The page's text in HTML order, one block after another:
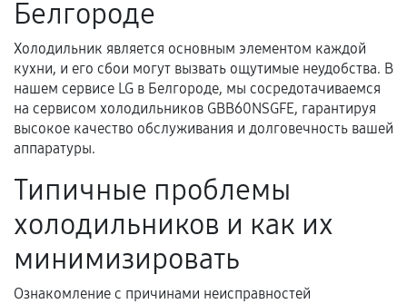
Несоответствие комплектующей заявленным
техническим характеристикам.
Документы для подтверждения
гарантии
Акт выполненных работ с датой, перечнем
услуг и сроком гарантии.
Документы на установленные комплектующие
Белгороде
Холодильник является основным элементом каждой
кухни, и его сбои могут вызвать ощутимые неудобства. В
нашем сервисе LG в Белгороде, мы сосредотачиваемся
на сервисом холодильников GBB60NSGFE, гарантируя
высокое качество обслуживания и долговечность вашей
аппаратуры.
Типичные проблемы
холодильников и как их
минимизировать
Ознакомление с причинами неисправностей